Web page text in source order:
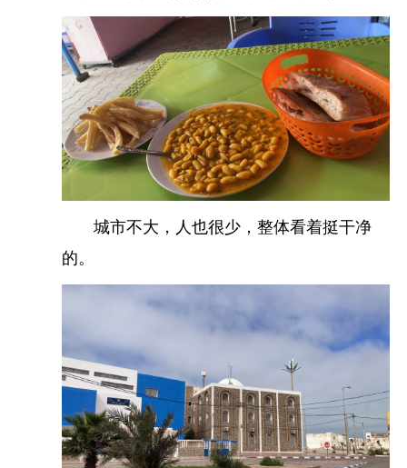
迷雾中的哈桑二世清真寺。
2月11日，今天的计划是上午市内游玩，下午4点的
飞机，从市区到机场得接近一个小时，然后安检什
么的也得预留出来时间，计划吃完午餐就火车去机
上午赶场了几个地标位置，圣心大教堂、穆罕默德
五世广场、哈桑二世清真寺。
城市不大，人也很少，整体看着挺干净
的。